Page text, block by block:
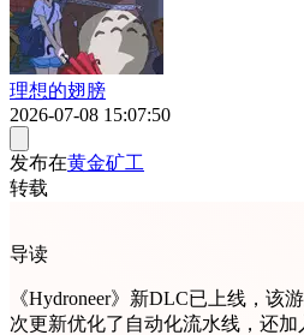
理想的翅膀
2026-07-08 15:07:50
发布在黄金矿工
转载
导读
《Hydroneer》新DLC已上线，该
次更新优化了自动化流水线，还